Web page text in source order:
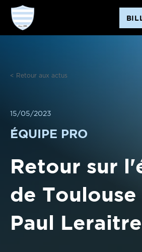
Aller
contenu
< Retour aux actus
15/05/2023
ÉQUIPE PRO
Retour sur
de Toulouse
Paul